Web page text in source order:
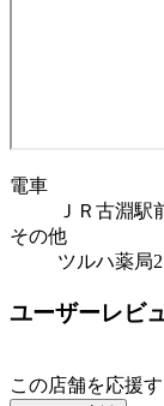
電車
ＪＲ古淵駅
その他
ツルハ薬局2
ユーザーレビ
この店舗を応援す